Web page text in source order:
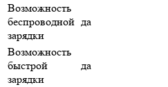
Возможность
беспроводной
зарядки
да
Возможность
быстрой
зарядки
да